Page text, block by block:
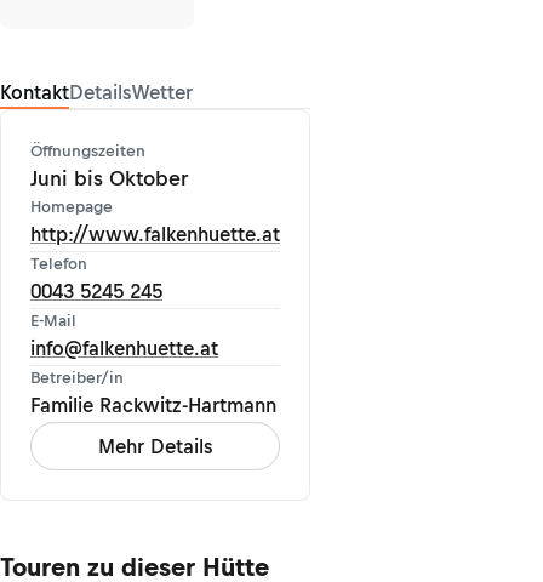
KontaktDetailsWetter
Öffnungszeiten
Juni bis Oktober
Homepage
http://www.falkenhuette.at
Telefon
0043 5245 245
E-Mail
info@falkenhuette.at
Betreiber/in
Familie Rackwitz-Hartmann
Mehr Details
Touren zu dieser Hütte